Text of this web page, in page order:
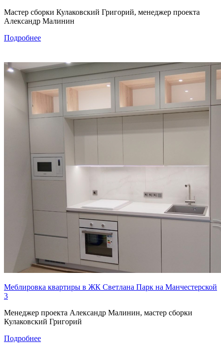
Мастер сборки Кулаковский Григорий, менеджер проекта
Александр Малинин
Подробнее
Меблировка квартиры в ЖК Светлана Парк на Манчестерской
3
Менеджер проекта Александр Малинин, мастер сборки
Кулаковский Григорий
Подробнее